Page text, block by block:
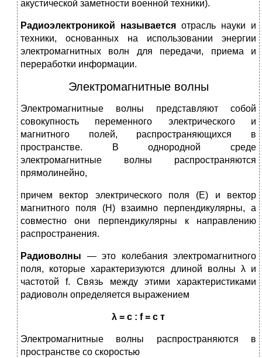
акустической заметности военной техники).
Радиоэлектроникой называется отрасль науки и
техни­ки, основанных на использовании энергии
электромагнитных волн для передачи, приема и
переработки информации.
Электромагнитные волны
Электромагнитные волны представляют собой
совокуп­ность переменного электрического и
магнитного полей, распространяющихся в
пространстве. В однородной среде
электромагнитные волны распространяются
прямолинейно,
причем вектор электрического поля (Е) и вектор
магнит­ного поля (Н) взаимно перпендикулярны, а
совместно они перпендикулярны к направлению
распространения.
Радиоволны — это колеба­ния электромагнитного
поля, которые характеризуются дли­ной волны λ и
частотой f. Связь между этими характеристи­ками
радиоволн определяется выражением
λ = c : f = c т
Электромагнитные волны распространяются в
простран­стве со скоростью